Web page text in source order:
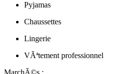
Pyjamas
Chaussettes
Lingerie
VÃªtement professionnel